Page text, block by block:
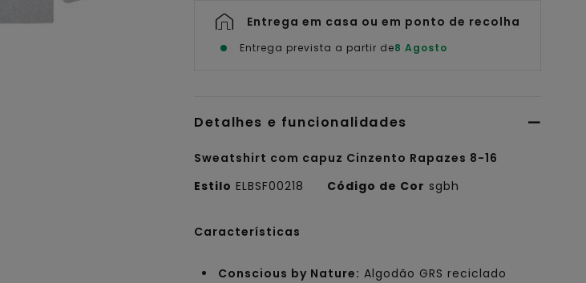
Entrega em casa ou em ponto de recolha
Entrega prevista a partir de8 Agosto
Detalhes e funcionalidades
Sweatshirt com capuz Cinzento Rapazes 8-16
Estilo ELBSF00218 Código de Cor sgbh
Características
Conscious by Nature: Algodão GRS reciclado